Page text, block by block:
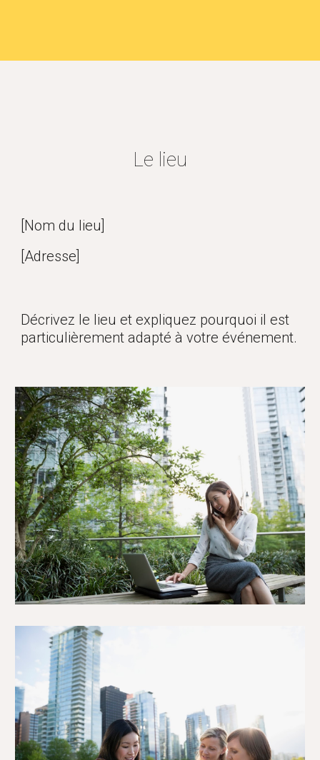
Le lieu
[Nom du lieu]
[Adresse]
Décrivez le lieu et expliquez pourquoi il est
particulièrement adapté à votre événement.